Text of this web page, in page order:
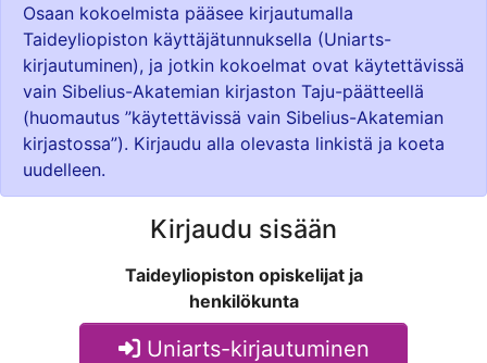
Osaan kokoelmista pääsee kirjautumalla
Taideyliopiston käyttäjätunnuksella (Uniarts-
kirjautuminen), ja jotkin kokoelmat ovat käytettävissä
vain Sibelius-Akatemian kirjaston Taju-päätteellä
(huomautus ”käytettävissä vain Sibelius-Akatemian
kirjastossa”). Kirjaudu alla olevasta linkistä ja koeta
uudelleen.
Kirjaudu sisään
Taideyliopiston opiskelijat ja
henkilökunta
Uniarts-kirjautuminen